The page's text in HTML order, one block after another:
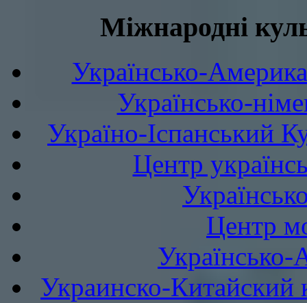
Міжнародні
Українсько-
Українсько-
Україно-Іспанський
Центр
Центр
Українсько-
Украинско-Китайский